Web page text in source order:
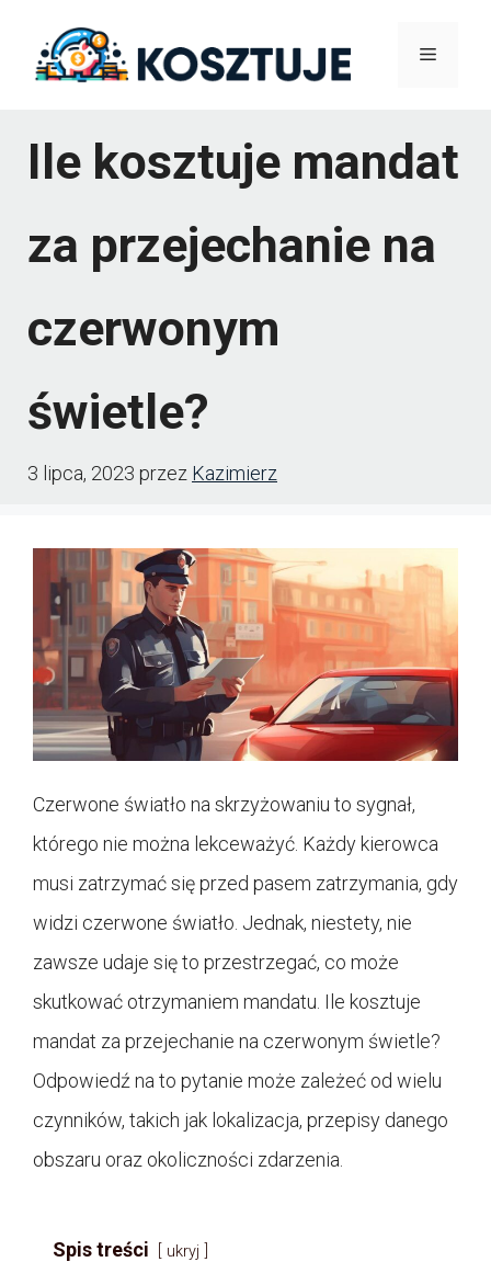
Menu
Ile kosztuje mandat
za przejechanie na
czerwonym
świetle?
3 lipca, 2023 przez Kazimierz
Czerwone światło na skrzyżowaniu to sygnał,
którego nie można lekceważyć. Każdy kierowca
musi zatrzymać się przed pasem zatrzymania, gdy
widzi czerwone światło. Jednak, niestety, nie
zawsze udaje się to przestrzegać, co może
skutkować otrzymaniem mandatu. Ile kosztuje
mandat za przejechanie na czerwonym świetle?
Odpowiedź na to pytanie może zależeć od wielu
czynników, takich jak lokalizacja, przepisy danego
obszaru oraz okoliczności zdarzenia.
Spis treści ukryj